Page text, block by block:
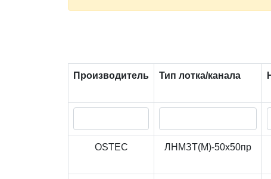
Производитель
Тип лотка/канала
OSTEC ЛНМЗТ(М)-50x50пр